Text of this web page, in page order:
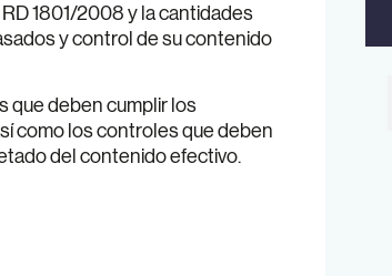
1801/2008 y la cantidades
y control de su contenido
que deben cumplir los
como los controles que deben
del contenido efectivo.